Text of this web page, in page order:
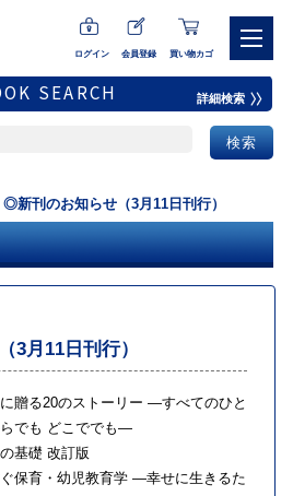
ログイン 会員登録 買い物カゴ
SEARCH 詳細検索
◎新刊のお知らせ（3月11日刊行）
月11日刊行）
に贈る20のストーリー ―すべてのひと
でも どこででも―
基礎 改訂版
保育・幼児教育学 ―幸せに生きるた